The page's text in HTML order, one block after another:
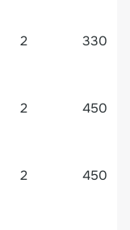
2 330
2 450
2 450